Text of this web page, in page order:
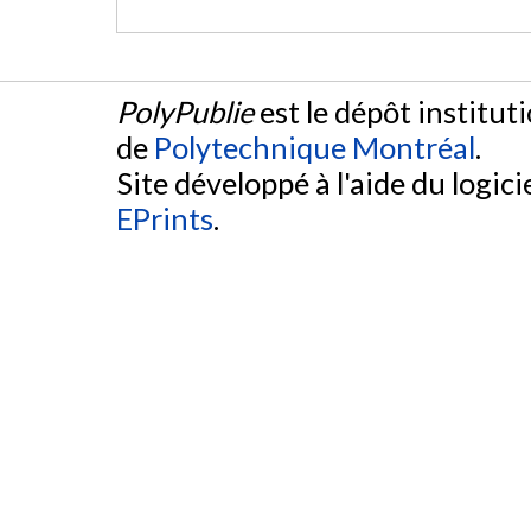
PolyPublieest le dépôt
de Polytechnique Montréal.
Site développé à l'aide du
EPrints.